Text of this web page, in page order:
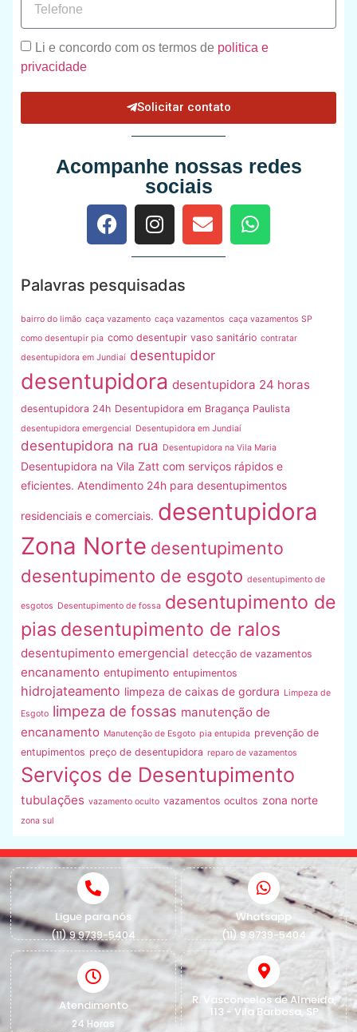
Li e concordo com os termos de politica e
privacidade
Solicitar contato
Acompanhe nossas redes
sociais
Palavras pesquisadas
bairro do limão caça vazamento caça vazamentos caça vazamentos SP
como desentupir pia como desentupir vaso sanitário contratar
desentupidora em Jundiaí desentupidor
desentupidora desentupidora 24 horas
desentupidora 24h Desentupidora em Bragança Paulista
desentupidora emergencial Desentupidora em Jundiaí
desentupidora na rua Desentupidora na Vila Maria
Desentupidora na Vila Zatt com serviços rápidos e
eficientes. Atendimento 24h para desentupimentos
residenciais e comerciais. desentupidora
Zona Norte desentupimento
desentupimento de esgoto desentupimento de
esgotos Desentupimento de fossa desentupimento de
pias desentupimento de ralos
desentupimento emergencial detecção de vazamentos
encanamento entupimento entupimentos
hidrojateamento limpeza de caixas de gordura Limpeza de
Esgoto limpeza de fossas manutenção de
encanamento Manutenção de Esgoto pia entupida prevenção de
entupimentos preço de desentupidora reparo de vazamentos
Serviços de Desentupimento
tubulações vazamento oculto vazamentos ocultos zona norte
zona sul
Ligue para nós
(11) 9 9739-5404
Whatsapp
(11) 9 9739-5404
Atendimento
24 Horas
R. Vasconcelos de Almeida,
113 - Vila Barbosa, SP